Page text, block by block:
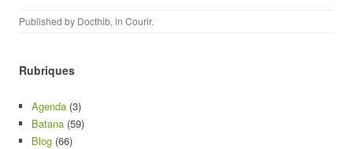
Published by Docthib, in Courir.
Rubriques
Agenda (3)
Batana (59)
Blog (66)